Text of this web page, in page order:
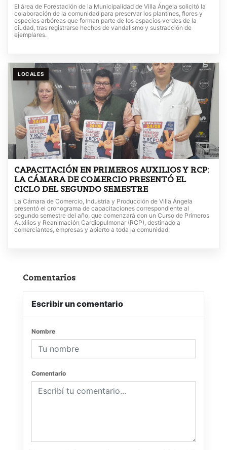
El área de Forestación de la Municipalidad de Villa Ángela solicitó la
colaboración de la comunidad para preservar los plantines, flores y
especies arbóreas que forman parte de los espacios verdes de la
ciudad, tras registrarse hechos de vandalismo y sustracción de
ejemplares.
LOCALES
CAPACITACIÓN EN PRIMEROS AUXILIOS Y RCP:
LA CÁMARA DE COMERCIO PRESENTÓ EL
CICLO DEL SEGUNDO SEMESTRE
La Cámara de Comercio, Industria y Producción de Villa Ángela
presentó el cronograma de capacitaciones correspondiente al
segundo semestre del año, que comenzará con un Curso de Primeros
Auxilios y Reanimación Cardiopulmonar (RCP), destinado a
comerciantes, empresas y abierto a toda la comunidad.
Comentarios
Escribir un comentario
Nombre
Comentario